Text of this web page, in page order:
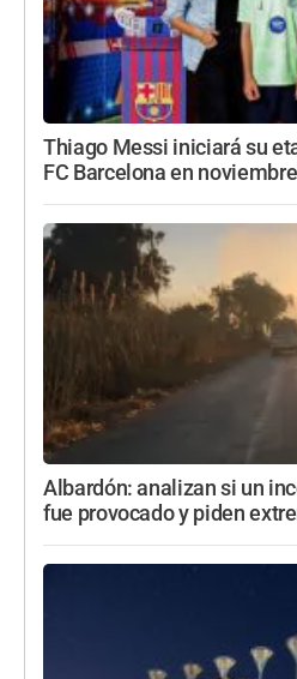
Thiago Messi iniciará su
FC Barcelona en noviembre
Albardón: analizan si un
fue provocado y piden